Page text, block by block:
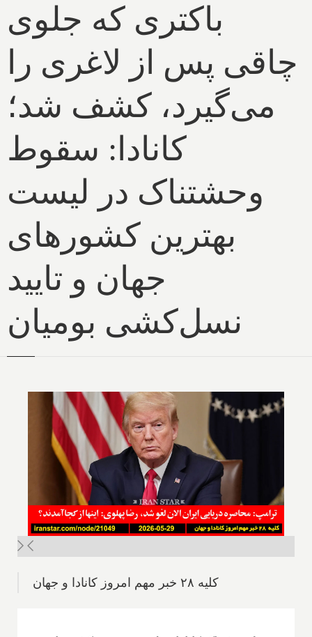
باکتری که جلوی
چاقی پس از لاغری را
می‌گیرد، کشف شد؛
کانادا: سقوط
وحشتناک در لیست
بهترین کشورهای
جهان و تایید
نسل‌کشی بومیان
کلیه ۲۸ خبر مهم امروز کانادا و جهان